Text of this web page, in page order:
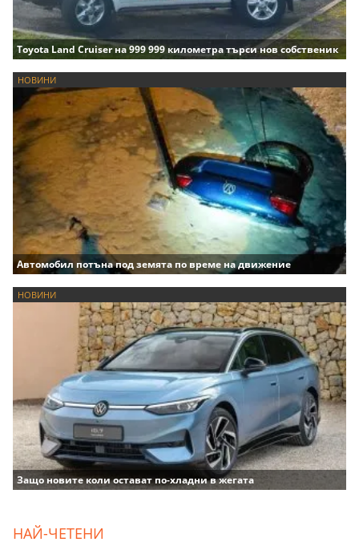
Toyota Land Cruiser на 999 999 километра търси нов собственик
НОВИНИ
Автомобил потъна под земята по време на движение
НОВИНИ
Защо новите коли остават по-хладни в жегата
НАЙ-ЧЕТЕНИ